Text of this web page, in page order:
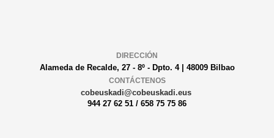
DIRECCIÓN
Alameda de Recalde, 27 - 8º - Dpto. 4 | 48009 Bilbao
CONTÁCTENOS
cobeuskadi@cobeuskadi.eus
944 27 62 51 / 658 75 75 86